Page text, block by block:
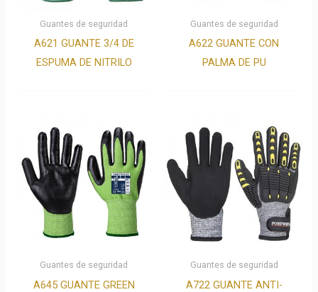
Guantes de seguridad
A621 GUANTE 3/4 DE
ESPUMA DE NITRILO
Guantes de seguridad
A622 GUANTE CON
PALMA DE PU
Guantes de seguridad
A645 GUANTE GREEN
Guantes de seguridad
A722 GUANTE ANTI-